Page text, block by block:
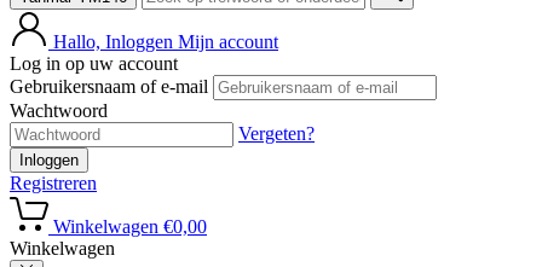
Hallo, Inloggen Mijn account
Log in op uw account
Gebruikersnaam of e-mail
Wachtwoord
Vergeten?
Inloggen
Registreren
Winkelwagen €0,00
Winkelwagen